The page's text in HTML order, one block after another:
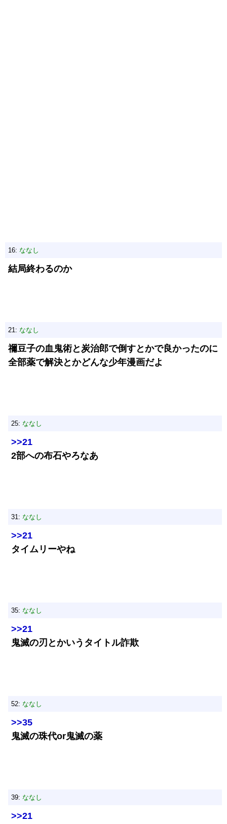
16: ななし
結局終わるのか
21: ななし
禰豆子の血鬼術と炭治郎で倒すとかで良かったのに
全部薬で解決とかどんな少年漫画だよ
25: ななし
>>21
2部への布石やろなあ
31: ななし
>>21
タイムリーやね
35: ななし
>>21
鬼滅の刃とかいうタイトル詐欺
52: ななし
>>35
鬼滅の珠代or鬼滅の薬
39: ななし
>>21